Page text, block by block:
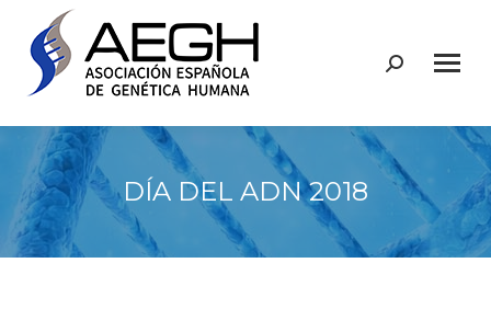
Buscar:
DÍA DEL ADN 2018